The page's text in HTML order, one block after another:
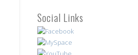
Social Links